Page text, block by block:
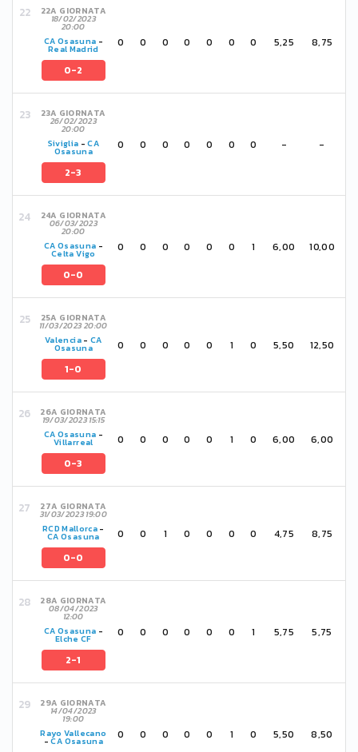
22A GIORNATA
18/02/2023
20:00
CA Osasuna -
Real Madrid
0-2
0 0 0 0 0 0 0 5,25 8,75
23A GIORNATA
26/02/2023
20:00
Siviglia -CA
Osasuna
2-3
0 0 0 0 0 0 0 - -
24A GIORNATA
06/03/2023
20:00
CA Osasuna -
Celta Vigo
0-0
0 0 0 0 0 0 1 6,00 10,00
25A GIORNATA
11/03/2023 20:00
Valencia- CA
Osasuna
1-0
0 0 0 0 0 1 0 5,50 12,50
26A GIORNATA
19/03/2023 15:15
CA Osasuna -
Villarreal
0-3
0 0 0 0 0 1 0 6,00 6,00
27A GIORNATA
31/03/2023 19:00
RCD Mallorca -
CA Osasuna
0-0
0 0 1 0 0 0 0 4,75 8,75
28A GIORNATA
08/04/2023
12:00
CA Osasuna -
Elche CF
2-1
0 0 0 0 0 0 1 5,75 5,75
29A GIORNATA
14/04/2023
19:00
Rayo Vallecano
-CA Osasuna 0 0 0 0 0 1 0 5,50 8,50